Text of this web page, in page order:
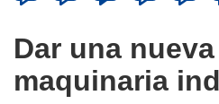
available
the
following
languages:
Dar una
maquinaria